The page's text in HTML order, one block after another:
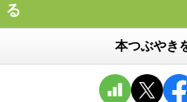
る
本つぶやき